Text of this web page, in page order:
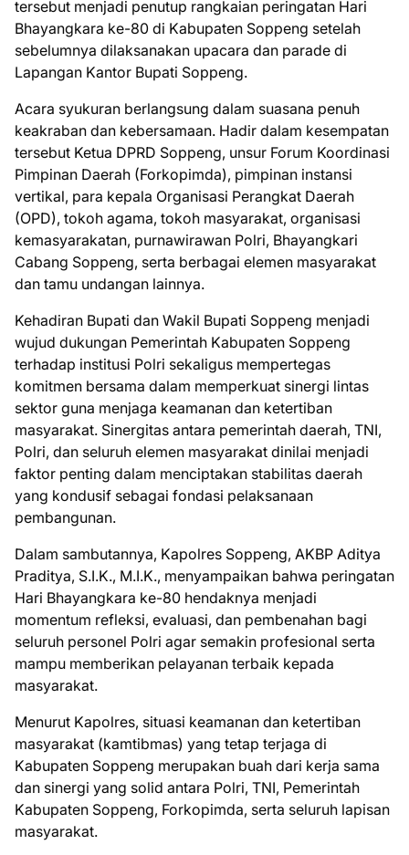
tersebut menjadi penutup rangkaian peringatan Hari
Bhayangkara ke-80 di Kabupaten Soppeng setelah
sebelumnya dilaksanakan upacara dan parade di
Lapangan Kantor Bupati Soppeng.
Acara syukuran berlangsung dalam suasana penuh
keakraban dan kebersamaan. Hadir dalam kesempatan
tersebut Ketua DPRD Soppeng, unsur Forum Koordinasi
Pimpinan Daerah (Forkopimda), pimpinan instansi
vertikal, para kepala Organisasi Perangkat Daerah
(OPD), tokoh agama, tokoh masyarakat, organisasi
kemasyarakatan, purnawirawan Polri, Bhayangkari
Cabang Soppeng, serta berbagai elemen masyarakat
dan tamu undangan lainnya.
Kehadiran Bupati dan Wakil Bupati Soppeng menjadi
wujud dukungan Pemerintah Kabupaten Soppeng
terhadap institusi Polri sekaligus mempertegas
komitmen bersama dalam memperkuat sinergi lintas
sektor guna menjaga keamanan dan ketertiban
masyarakat. Sinergitas antara pemerintah daerah, TNI,
Polri, dan seluruh elemen masyarakat dinilai menjadi
faktor penting dalam menciptakan stabilitas daerah
yang kondusif sebagai fondasi pelaksanaan
pembangunan.
Dalam sambutannya, Kapolres Soppeng, AKBP Aditya
Praditya, S.I.K., M.I.K., menyampaikan bahwa peringatan
Hari Bhayangkara ke-80 hendaknya menjadi
momentum refleksi, evaluasi, dan pembenahan bagi
seluruh personel Polri agar semakin profesional serta
mampu memberikan pelayanan terbaik kepada
masyarakat.
Menurut Kapolres, situasi keamanan dan ketertiban
masyarakat (kamtibmas) yang tetap terjaga di
Kabupaten Soppeng merupakan buah dari kerja sama
dan sinergi yang solid antara Polri, TNI, Pemerintah
Kabupaten Soppeng, Forkopimda, serta seluruh lapisan
masyarakat.